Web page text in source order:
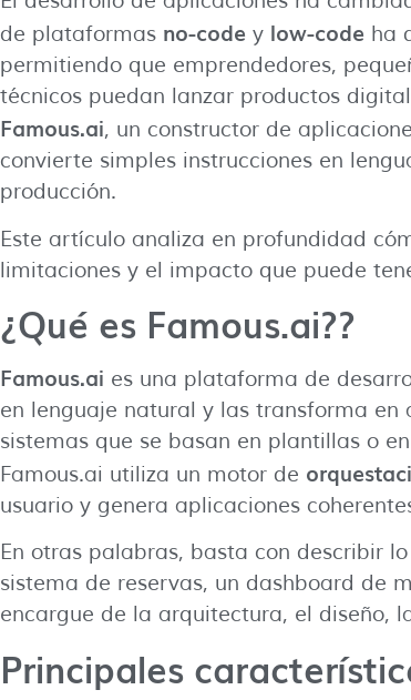
de plataformas no-code y low-code ha
permitiendo que emprendedores,
técnicos puedan lanzar productos
Famous.ai, un constructor de
convierte simples instrucciones en
producción.
Este artículo analiza en profundidad
limitaciones y el impacto que puede
¿Qué es Famous.ai??
Famous.ai es una plataforma de
en lenguaje natural y las transforma
sistemas que se basan en plantillas o
Famous.ai utiliza un motor de
usuario y genera aplicaciones
En otras palabras, basta con describir
sistema de reservas, un dashboard de
encargue de la arquitectura, el diseño,
Principales